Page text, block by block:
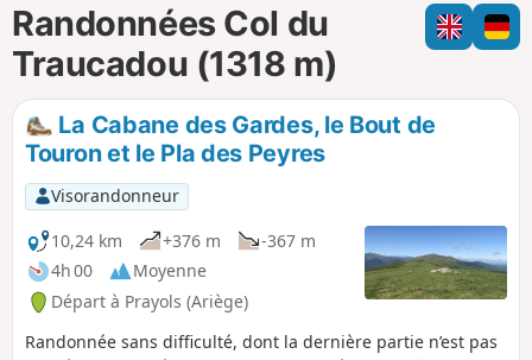
Randonnées Col du
Traucadou (1318 m)
La Cabane des Gardes, le Bout de
Touron et le Pla des Peyres
Visorandonneur
10,24 km
+376 m
-367 m
4h 00
Moyenne
Départ à Prayols (Ariège)
Randonnée sans difficulté, dont la dernière partie n’est pas